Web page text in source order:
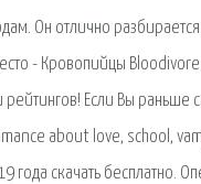
Он отлично
- Кровопийцы
Если Вы раньше
about love, school,
скачать бесплатно.